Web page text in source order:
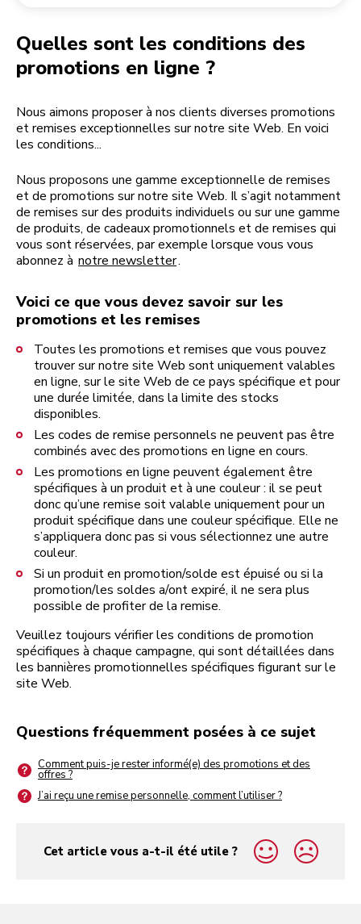
Quelles sont les conditions des
promotions en ligne ?
Nous aimons proposer à nos clients diverses promotions
et remises exceptionnelles sur notre site Web. En voici
les conditions...
Nous proposons une gamme exceptionnelle de remises
et de promotions sur notre site Web. Il s’agit notamment
de remises sur des produits individuels ou sur une gamme
de produits, de cadeaux promotionnels et de remises qui
vous sont réservées, par exemple lorsque vous vous
abonnez à notre newsletter.
Voici ce que vous devez savoir sur les
promotions et les remises
Toutes les promotions et remises que vous pouvez
trouver sur notre site Web sont uniquement valables
en ligne, sur le site Web de ce pays spécifique et pour
une durée limitée, dans la limite des stocks
disponibles.
Les codes de remise personnels ne peuvent pas être
combinés avec des promotions en ligne en cours.
Les promotions en ligne peuvent également être
spécifiques à un produit et à une couleur : il se peut
donc qu’une remise soit valable uniquement pour un
produit spécifique dans une couleur spécifique. Elle ne
s’appliquera donc pas si vous sélectionnez une autre
couleur.
Si un produit en promotion/solde est épuisé ou si la
promotion/les soldes a/ont expiré, il ne sera plus
possible de profiter de la remise.
Veuillez toujours vérifier les conditions de promotion
spécifiques à chaque campagne, qui sont détaillées dans
les bannières promotionnelles spécifiques figurant sur le
site Web.
Questions fréquemment posées à ce sujet
Comment puis-je rester informé(e) des promotions et des
offres ?
J’ai reçu une remise personnelle, comment l’utiliser ?
Cet article vous a-t-il été utile ?
yes
no